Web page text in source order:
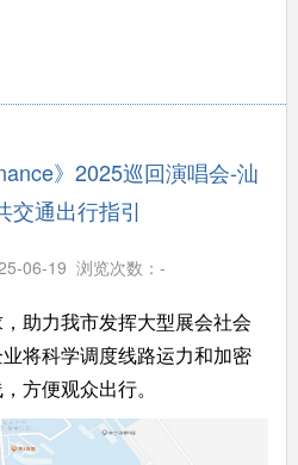
》2025巡回演唱会-汕
交通出行指引
06-19 浏览次数：-
力我市发挥大型展会社会
将科学调度线路运力和加密
方便观众出行。